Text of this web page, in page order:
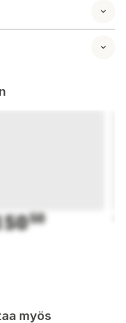
50
myös